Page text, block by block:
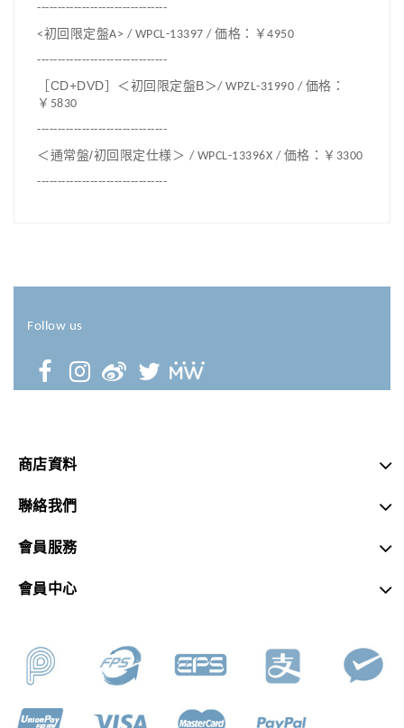
--------------------------------
<初回限定盤A> / WPCL-13397 / 価格：￥4950
--------------------------------
［CD+DVD］＜初回限定盤B＞/ WPZL-31990 / 価格：
￥5830
--------------------------------
＜通常盤/初回限定仕様＞ / WPCL-13396X / 価格：￥3300
--------------------------------
Follow us
商店資料
聯絡我們
會員服務
會員中心